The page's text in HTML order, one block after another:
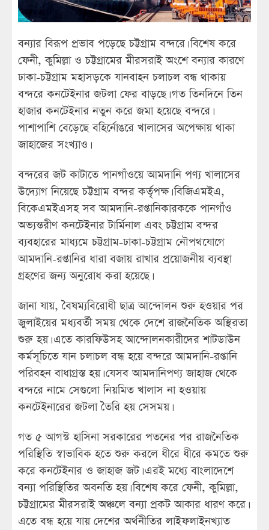
বন্যার বিরূপ প্রভাব পড়েছে চট্টগ্রাম বন্দরে। বিশেষ করে
ফেনী, কুমিল্লা ও চট্টগ্রামের মীরসরাই অংশে বন্যার কারণে
ঢাকা-চট্টগ্রাম মহাসড়কে যানবাহন চলাচল বন্ধ থাকায়
বন্দরে কনটেইনার জটলা ফের বাড়ছে। গত তিনদিনে তিন
হাজার কনটেইনার নতুন করে জমা হয়েছে বন্দরে।
পাশাপাশি বেড়েছে বহির্নোঙরে খালাসের অপেক্ষায় থাকা
জাহাজের সংখ্যাও।
বন্দরের জট কাটাতে পানগাঁওয়ে আমদানি পণ্য খালাসের
উদ্যোগ নিয়েছে চট্টগ্রাম বন্দর কর্তৃপক্ষ। বিজিএমইএ,
বিকেএমইএসহ সব আমদানি-রপ্তানিকারককে পানগাঁও
অভ্যন্তরীণ কনটেইনার টার্মিনাল এবং চট্টগ্রাম বন্দর
ব্যবহারের মাধ্যমে চট্টগ্রাম-ঢাকা-চট্টগ্রাম নৌপথযোগে
আমদানি-রপ্তানির ধারা বজায় রাখার প্রয়োজনীয় ব্যবস্থা
গ্রহণের জন্য অনুরোধ করা হয়েছে।
জানা যায়, বৈষম্যবিরোধী ছাত্র আন্দোলন শুরু হওয়ার পর
জুলাইয়ের মধ্যবর্তী সময় থেকে দেশে রাজনৈতিক অস্থিরতা
শুরু হয়। এতে কারফিউসহ আন্দোলনকারীদের শাটডাউন
কর্মসূচিতে যান চলাচল বন্ধ হয়ে বন্দরে আমদানি-রপ্তানি
পরিবহন বাধাগ্রস্ত হয়। যেসব আমদানিপণ্য জাহাজ থেকে
বন্দরে নামে সেগুলো নিয়মিত খালাস না হওয়ায়
কনটেইনারের জটলা তৈরি হয় সেসময়।
গত ৫ আগস্ট হাসিনা সরকারের পতনের পর রাজনৈতিক
পরিস্থিতি স্বাভাবিক হতে শুরু করলে ধীরে ধীরে কমতে শুরু
করে কনটেইনার ও জাহাজ জট। এরই মধ্যে বাংলাদেশে
বন্যা পরিস্থিতির অবনতি হয়। বিশেষ করে ফেনী, কুমিল্লা,
চট্টগ্রামের মীরসরাই অঞ্চলে বন্যা প্রকট আকার ধারণ করে।
এতে বন্ধ হয়ে যায় দেশের অর্থনীতির লাইফলাইনখ্যাত